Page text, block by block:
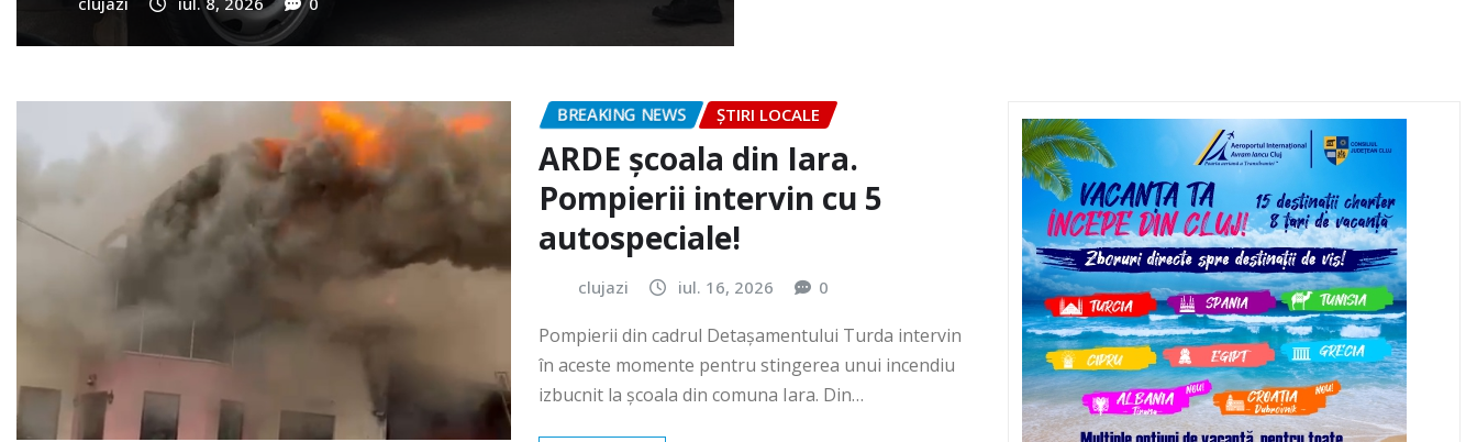
BREAKING NEWS ȘTIRI LOCALE
Pompierii intervin cu 5
autospeciale!
clujazi iul. 16, 2026 0
Pompierii din cadrul Detașamentului Turda intervin
în aceste momente pentru stingerea unui incendiu
izbucnit la școala din comuna Iara. Din…
READ MORE
BREAKING NEWS